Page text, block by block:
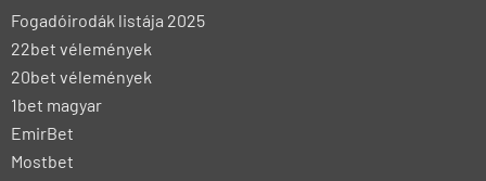
Fogadóirodák listája 2025
22bet vélemények
20bet vélemények
1bet magyar
EmirBet
Mostbet